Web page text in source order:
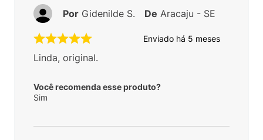
Enviado há 5 meses
Linda, original.
Você recomenda esse produto?
Sim
Por Gidenilde S. De Aracaju - SE